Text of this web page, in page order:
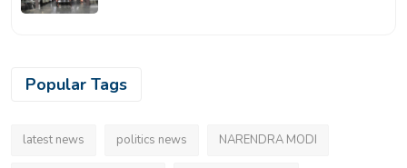
Popular Tags
latest news politics news NARENDRA MODI